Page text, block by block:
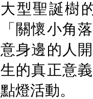
大型聖誕樹
「關懷小角
意身邊的人
生的真正意
點燈活動。